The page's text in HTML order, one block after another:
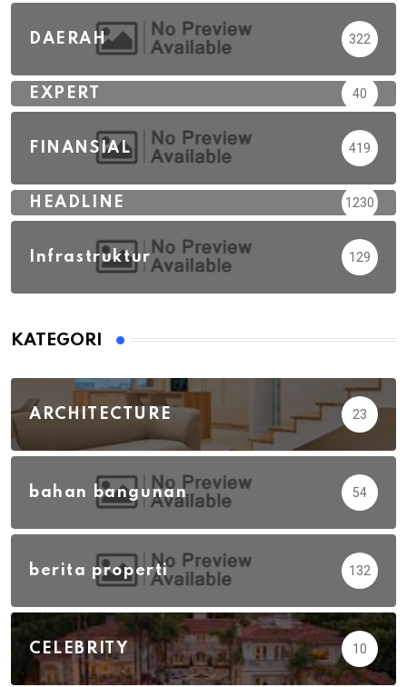
DAERAH 322
EXPERT 40
FINANSIAL 419
HEADLINE 1230
Infrastruktur 129
KATEGORI
ARCHITECTURE 23
bahan bangunan 54
berita properti 132
CELEBRITY 10